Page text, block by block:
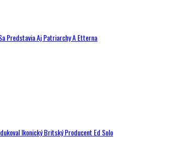
Predstavia Aj Patriarchy A Etterna
Ikonický Britský Producent Ed Solo